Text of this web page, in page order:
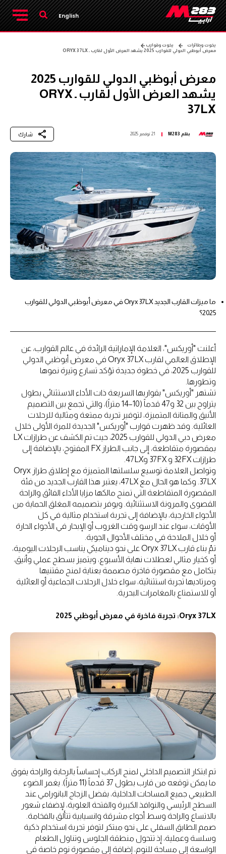
English
يخوت وطائرات
يخوت وقوارب
معرض أبوظبي الدولي للقوارب 2025 يشهد العرض الأول لقارب ـ ORYX 37LX
معرض أبوظبي الدولي للقوارب 2025
يشهد العرض الأول لقارب ـ ORYX
37LX
بقلم M283 21 نوفمبر 2025 شارك
ما ميزات القارب الجديد Oryx 37LX في معرض أبوظبي الدولي للقوارب
2025؟
أعلنت "أوريكس"، العلامة الإماراتية الرائدة في عالم القوارب، عن
الإطلاق العالمي لقارب Oryx 37LX في معرض أبوظبي الدولي
للقوارب 2025، في خطوة جديدة تؤكد تسارع وتيرة نموها
وتطورها.
تشتهر "أوريكس" بقواربها السريعة ذات الأداء الاستثنائي بطول
يتراوح بين 32 و47 قدماً (10–14 متراً)، والتي تجمع بين التصميم
الأنيق والمتانة المتميزة، لتوفير تجربة ممتعة ومثالية للرحلات
العائلية. وقد ظهرت قوارب "أوريكس" الجديدة للمرة الأولى خلال
معرض دبي الدولي للقوارب 2025، حيث تم الكشف عن طرازات LX
بمقصورة متقاطعة، إلى جانب الطراز FX المفتوح، بالإضافة إلى
طرازات 32FX و 37FX و47LX.
وتواصل العلامة توسيع سلسلتها المتميزة مع إطلاق طراز Oryx
37LX. وكما هو الحال مع 47LX، يعتبر هذا القارب الجديد من فئة
المقصورة المتقاطعة التي تمنح مالكها مزايا الأداء الفائق والراحة
القصوى والمرونة الاستثنائية. ويوفر بتصميمه المغلق الحماية من
الأجواء الخارجية، بالإضافة إلى تجربة استخدام مثالية في كل
الأوقات، سواء عند الرسو وقت الغروب أو الإبحار في الأجواء الحارة
أو خلال الملاحة في مختلف الأحوال الجوية.
تمّ بناء قارب Oryx 37LX على نحو ديناميكي يناسب الرحلات اليومية،
أو كخيار مثالي لعطلات نهاية الأسبوع، ويتميز بسطح عملي وأنيق،
يتكامل مع مقصورة فاخرة مصممة بعناية لمنح مقتنيها
ومرتاديها تجربة استثنائية، سواء خلال الرحلات الجماعية أو العائلية
أو للاستمتاع بالمغامرات البحرية.
Oryx 37LX: تجربة فاخرة في معرض أبوظبي 2025
تم ابتكار التصميم الداخلي لمنح الركاب إحساساً بالرحابة والراحة يفوق
ما يمكن توقعه من قارب بطول 37 قدماً (11 متراً). يغمر الضوء
الطبيعي جميع المساحات الداخلية، بفضل الزجاج البانورامي عند
السطح الرئيسي والنوافذ الكبيرة والفتحة العلوية، لإضفاء شعور
بالاتساع والراحة وسط أجواء مشرقة وانسيابية تتألق بالفخامة.
صمم الطابق السفلي على نحو مبتكر لتوفر تجربة استخدام ذكية
وسلسة وعملية، إذ تتحول منطقة الجلوس وتناول الطعام
الواسعة إلى مساحة للنوم، إضافة إلى مقصورة نوم خاصة في